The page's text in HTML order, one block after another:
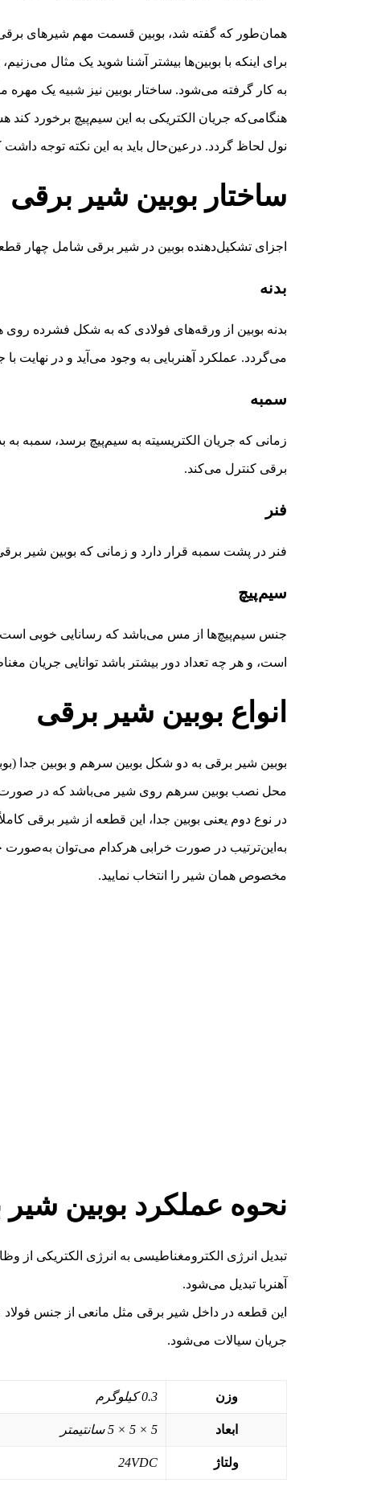
همان‌طور که گفته شد، بوبین قسمت مهم شیرهای
برای اینکه با بوبین‌ها بیشتر آشنا شوید یک مثال
به کار گرفته می‌شود. ساختار بوبین نیز شبیه یک
هنگامی‌که جریان الکتریکی به این سیم‌پیچ برخورد
نول لحاظ گردد. درعین‌حال باید به این نکته توجه
ساختار بوبین شیر برقی
اجزای تشکیل‌دهنده بوبین در شیر برقی شامل چهار
بدنه
بدنه بوبین از ورقه‌های فولادی که به شکل فشرده
می‌گردد. عملکرد آهنربایی به وجود می‌آید و در نهایت
سمبه
زمانی که جریان الکتریسیته به سیم‌پیچ برسد، سمبه
برقی کنترل می‌کند.
فنر
فنر در پشت سمبه قرار دارد و زمانی که بوبین شیر
سیم‌پیچ
جنس سیم‌پیچ‌ها از مس می‌باشد که رسانایی خوبی است و
است، و هر چه تعداد دور بیشتر باشد توانایی جریان
انواع بوبین شیر برقی
بوبین شیر برقی به دو شکل بوبین سرهم و بوبین جدا
محل نصب بوبین سرهم روی شیر می‌باشد که در صورت
در نوع دوم یعنی بوبین جدا، این قطعه از شیر برقی
به‌این‌ترتیب در صورت خرابی هرکدام می‌توان به‌صورت
مخصوص همان شیر را انتخاب نمایید.
نحوه عملکرد بوبین
تبدیل انرژی الکترومغناطیسی به انرژی الکتریکی از
آهنربا تبدیل می‌شود.
این قطعه در داخل شیر برقی مثل مانعی از جنس
جریان سیالات می‌شود.
وزن 0.3 کیلوگرم
ابعاد 5 × 5 × 5 سانتیمتر
ولتاژ 24VDC